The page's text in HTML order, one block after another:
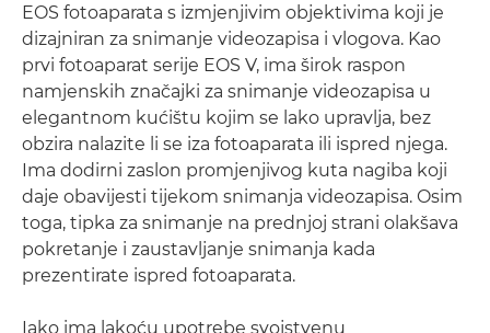
EOS fotoaparata s izmjenjivim objektivima koji je
dizajniran za snimanje videozapisa i vlogova. Kao
prvi fotoaparat serije EOS V, ima širok raspon
namjenskih značajki za snimanje videozapisa u
elegantnom kućištu kojim se lako upravlja, bez
obzira nalazite li se iza fotoaparata ili ispred njega.
Ima dodirni zaslon promjenjivog kuta nagiba koji
daje obavijesti tijekom snimanja videozapisa. Osim
toga, tipka za snimanje na prednjoj strani olakšava
pokretanje i zaustavljanje snimanja kada
prezentirate ispred fotoaparata.
Iako ima lakoću upotrebe svojstvenu